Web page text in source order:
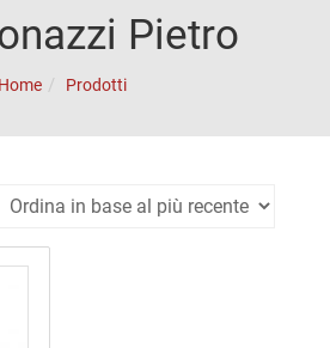
Pietro
Home Prodotti